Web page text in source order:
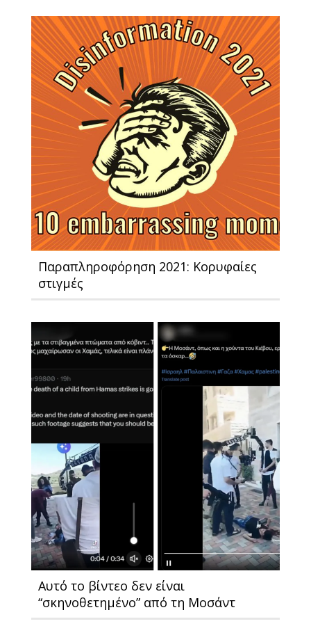
Παραπληροφόρηση 2021: Κορυφαίες
στιγμές
Αυτό το βίντεο δεν είναι
“σκηνοθετημένο” από τη Μοσάντ